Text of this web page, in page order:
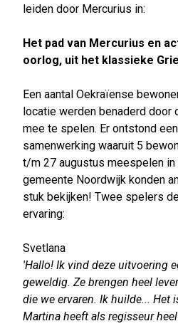
leiden door Mercurius in:
Het pad van Mercurius en
oorlog, uit het klassieke
Een aantal Oekraïense
locatie werden benaderd door
mee te spelen. Er ontstond
samenwerking waaruit 5
t/m 27 augustus meespelen in
gemeente Noordwijk konden
stuk bekijken! Twee spelers
ervaring:
Svetlana
'Hallo! Ik vind deze uitvoering
geweldig. Ze brengen heel
die we ervaren. Ik huilde... Het
Martina heeft als regisseur